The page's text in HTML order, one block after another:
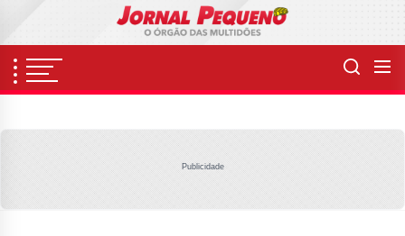
content
Publicidade